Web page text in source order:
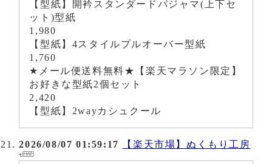
【型紙】開衿スタンダードパジャマ(上下セ
ット)型紙
1,980
【型紙】4スタイルプルオーバー型紙
1,760
★メール便送料無料★【楽天マラソン限定】
お好きな型紙2個セット
2,420
【型紙】2wayカシュクール
2026/08/07 01:59:17 【楽天市場】ぬくもり工房